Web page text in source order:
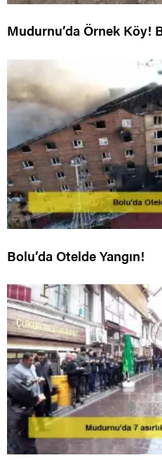
Mudurnu’da Örnek Köy!
Bolu’da Otelde Yangın!